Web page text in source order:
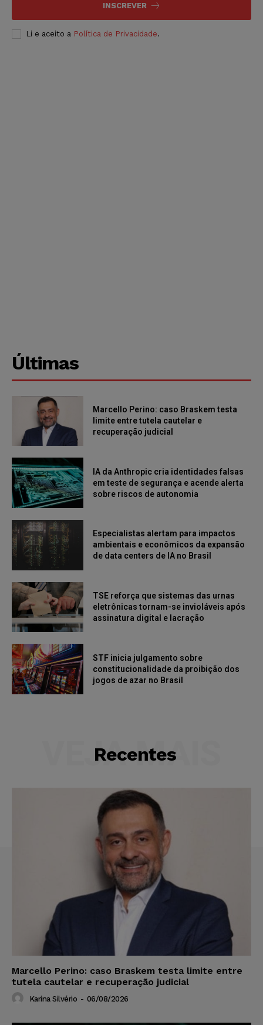
INSCREVER
Li e aceito a Política de Privacidade.
Últimas
Marcello Perino: caso Braskem testa
limite entre tutela cautelar e
recuperação judicial
IA da Anthropic cria identidades falsas
em teste de segurança e acende alerta
sobre riscos de autonomia
Especialistas alertam para impactos
ambientais e econômicos da expansão
de data centers de IA no Brasil
TSE reforça que sistemas das urnas
eletrônicas tornam-se invioláveis após
assinatura digital e lacração
STF inicia julgamento sobre
constitucionalidade da proibição dos
jogos de azar no Brasil
Recentes
VEJA MAIS
Marcello Perino: caso Braskem testa limite entre
tutela cautelar e recuperação judicial
Karina Silvério - 06/08/2026